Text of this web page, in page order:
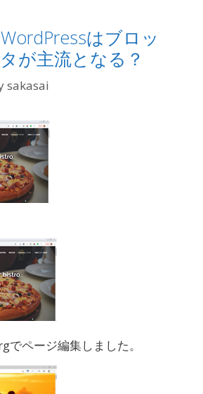
はブロッ
が主流となる？
sakasai
でページ編集しました。